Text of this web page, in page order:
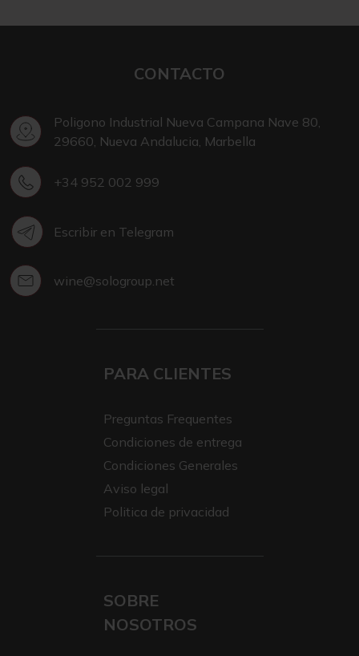
CONTACTO
Poligono Industrial Nueva Campana Nave 80,
29660, Nueva Andalucia, Marbella
+34 952 002 999
Escribir en Telegram
wine@sologroup.net
PARA CLIENTES
Preguntas Frequentes
Condiciones de entrega
Condiciones Generales
Aviso legal
Politica de privacidad
SOBRE
NOSOTROS